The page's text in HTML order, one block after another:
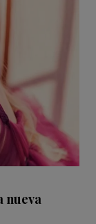
nueva